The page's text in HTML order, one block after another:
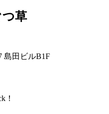
草
島田ビルB1F
！